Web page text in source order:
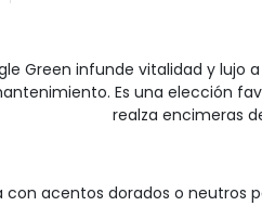
Green infunde vitalidad y
Es una elección
realza encimeras
con acentos dorados o neutros